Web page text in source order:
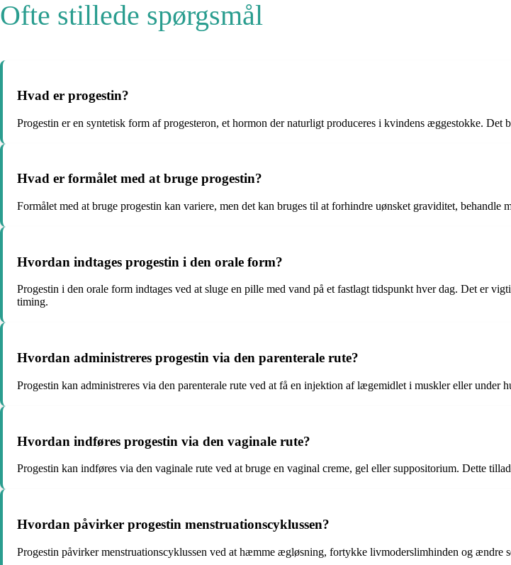
Ofte stillede spørgsmål
Hvad er progestin?
Progestin er en syntetisk form af progesteron, et hormon der naturligt produceres i kvindens æggestokke. Det
Hvad er formålet med at bruge progestin?
Formålet med at bruge progestin kan variere, men det kan bruges til at forhindre uønsket graviditet, behandle
Hvordan indtages progestin i den orale form?
Progestin i den orale form indtages ved at sluge en pille med vand på et fastlagt tidspunkt hver dag. Det er
timing.
Hvordan administreres progestin via den parenterale rute?
Progestin kan administreres via den parenterale rute ved at få en injektion af lægemidlet i muskler eller
Hvordan indføres progestin via den vaginale rute?
Progestin kan indføres via den vaginale rute ved at bruge en vaginal creme, gel eller suppositorium. Dette
Hvordan påvirker progestin menstruationscyklussen?
Progestin påvirker menstruationscyklussen ved at hæmme ægløsning, fortykke livmoderslimhinden og